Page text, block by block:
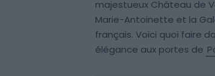
majestueux Château de
Marie-Antoinette et la
français. Voici quoi faire
élégance aux portes de